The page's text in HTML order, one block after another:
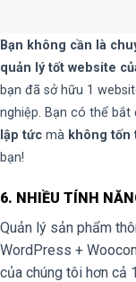
Bạn không cần là
quản lý tốt website
bạn đã sở hữu 1
nghiệp. Bạn có thể bắt
lập tức mà không tốn
bạn!
6. NHIỀU TÍNH
Quản lý sản phẩm
WordPress +
của chúng tôi hơn cả